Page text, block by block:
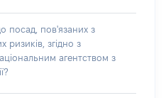
посад, пов'язаних з
ризиків, згідно з
агентством з